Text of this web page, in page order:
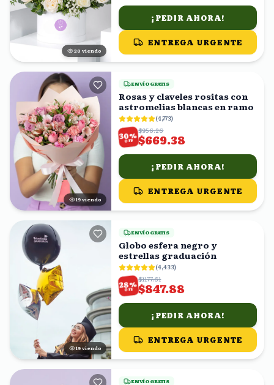
19 viendo
¡PEDIR AHORA!
ENTREGA URGENTE
20 viendo
ENVÍO GRATIS
Rosas y claveles rositas con
astromelias blancas en ramo
(4,773)
30%
OFF
$956.26
$669.38
¡PEDIR AHORA!
ENTREGA URGENTE
20 viendo
ENVÍO GRATIS
Globo esfera negro y
estrellas graduación
(4,433)
28%
OFF
$1177.61
$847.88
¡PEDIR AHORA!
ENTREGA URGENTE
ENVÍO GRATIS